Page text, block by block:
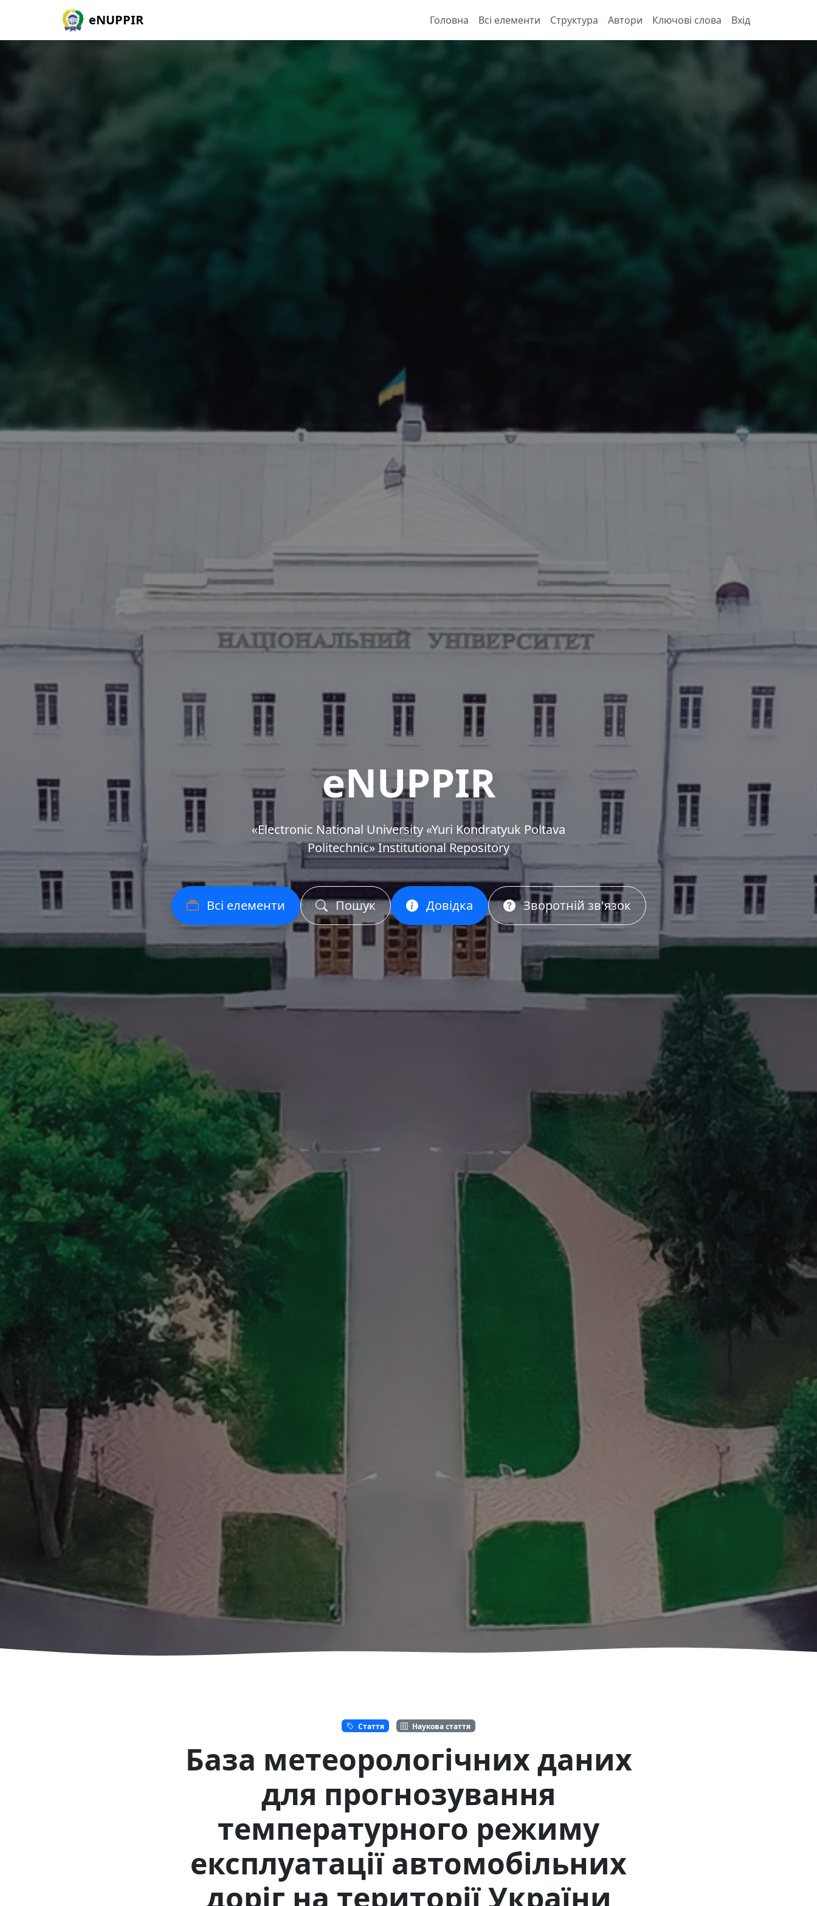
eNUPPIR Головна Всі елементи Структура Автори Ключові слова Вхід
eNUPPIR
«Еlectronic National University «Yuri Kondratyuk Poltava
Politechnic» Institutional Repository
Всі елементи Пошук Довідка Зворотній зв'язок
Стаття Наукова стаття
База метеорологічних даних
для прогнозування
температурного режиму
експлуатації автомобільних
доріг на території України